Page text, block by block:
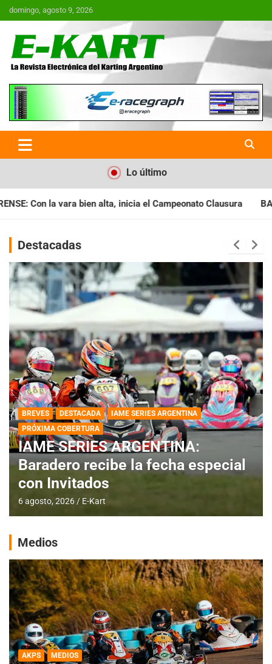
Saltar
al
domingo, agosto 9, 2026
E-Kart.com.ar | La Revista
Electrónica del Karting en
Argentina
Lo último
el Campeonato Clausura BARILOCHENSE: Preparan una
Destacadas
BREVES DESTACADA
IAME SERIES ARGENTINA
PRÓXIMA COBERTURA
IAME SERIES ARGENTINA:
Baradero recibe la fecha especial
con Invitados
6 agosto, 2026 E-Kart
Medios
AKPS MEDIOS